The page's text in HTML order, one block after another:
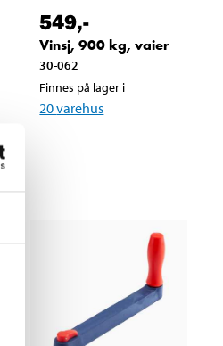
549,-
Vinsj, 900 kg, vaier
30-062
Finnes på lager i
20varehus